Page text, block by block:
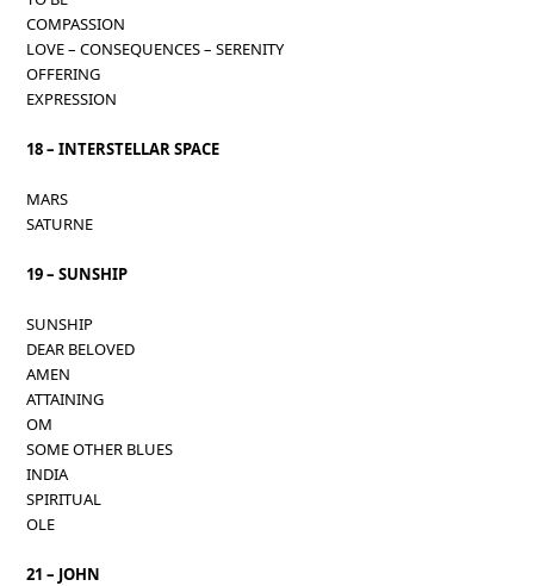
COMPASSION
LOVE – CONSEQUENCES – SERENITY
OFFERING
EXPRESSION
18 – INTERSTELLAR SPACE
MARS
SATURNE
19 – SUNSHIP
SUNSHIP
DEAR BELOVED
AMEN
ATTAINING
OM
SOME OTHER BLUES
INDIA
SPIRITUAL
OLE
21 – JOHN